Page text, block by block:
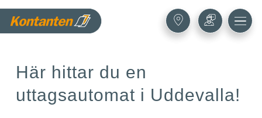
Här hittar du en
uttagsautomat i Uddevalla!